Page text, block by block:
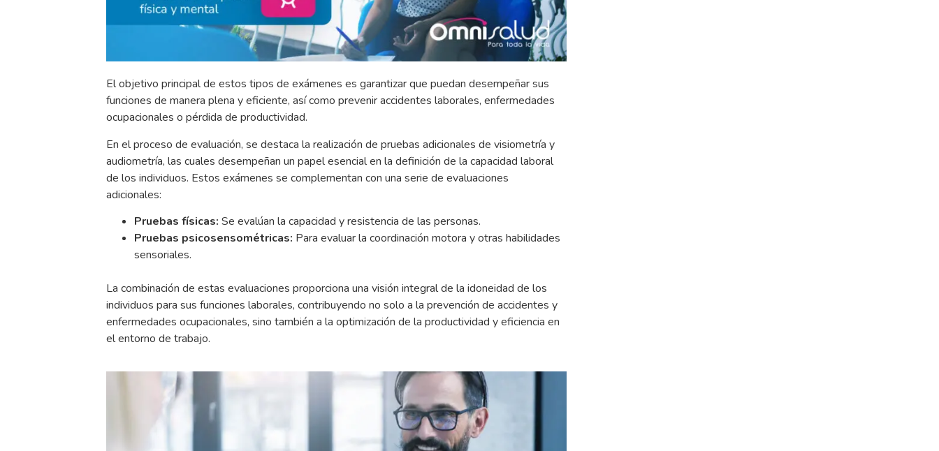
El objetivo principal de estos tipos de exámenes es garantizar que puedan desempeñar sus
funciones de manera plena y eficiente, así como prevenir accidentes laborales, enfermedades
ocupacionales o pérdida de productividad.
En el proceso de evaluación, se destaca la realización de pruebas adicionales de visiometría y
audiometría, las cuales desempeñan un papel esencial en la definición de la capacidad laboral
de los individuos. Estos exámenes se complementan con una serie de evaluaciones
adicionales:
Pruebas físicas: Se evalúan la capacidad y resistencia de las personas.
Pruebas psicosensométricas: Para evaluar la coordinación motora y otras habilidades
sensoriales.
La combinación de estas evaluaciones proporciona una visión integral de la idoneidad de los
individuos para sus funciones laborales, contribuyendo no solo a la prevención de accidentes y
enfermedades ocupacionales, sino también a la optimización de la productividad y eficiencia en
el entorno de trabajo.